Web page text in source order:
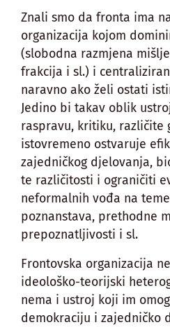
Znali smo da fronta ima
organizacija kojom
(slobodna razmjena
frakcija i sl.) i
naravno ako želi ostati
Jedino bi takav oblik
raspravu, kritiku, različite
istovremeno ostvaruje
zajedničkog djelovanja,
te različitosti i ograničiti
neformalnih vođa na
poznanstava, prethodne
prepoznatljivosti i sl.
Frontovska organizacija
ideološko-teorijski
nema i ustroj koji im
demokraciju i zajedničko